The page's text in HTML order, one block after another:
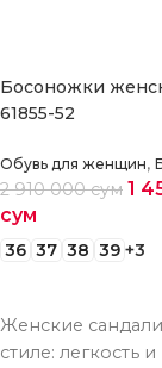
Босоножки
61855-52
Обувь для женщин,
2 910 000сум 1
сум
36 37 38 39 +3
Женские
стиле: легкость